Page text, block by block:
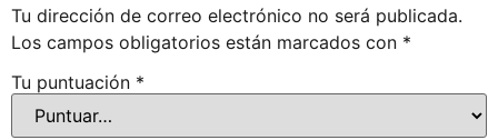
Tu dirección de correo electrónico no será publicada.
Los campos obligatorios están marcados con *
Tu puntuación *